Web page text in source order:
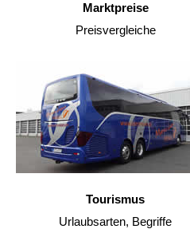
Marktpreise
Preisvergleiche
Tourismus
Urlaubsarten, Begriffe